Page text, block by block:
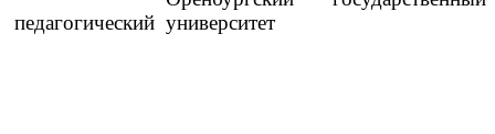
педагогический университет